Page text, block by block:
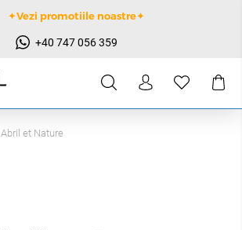
✦Vezi promotiile noastre✦
+40 747 056 359
Abril et Nature